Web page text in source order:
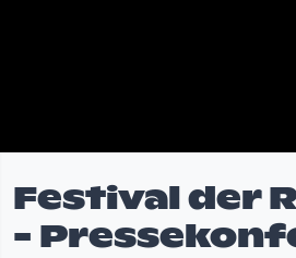
Festival der
-